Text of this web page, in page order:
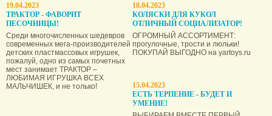
19.04.2023
ТРАКТОР - ФАВОРИТ
ПЕСОЧНИЦЫ!
Среди многочисленных шедевров
современных мега-производителей
детских пластмассовых игрушек,
пожалуй, одно из самых почетных
мест занимает ТРАКТОР –
ЛЮБИМАЯ ИГРУШКА ВСЕХ
МАЛЬЧИШЕК, и не только!
18.04.2023
КОЛЯСКИ ДЛЯ КУКОЛ
ОТЛИЧНЫЙ СОЦИАЛИЗАТОР!
ОГРОМНЫЙ АССОРТИМЕНТ:
прогулочные, трости и люльки!
ПОКУПАЙ ВЫГОДНО на yartoys.ru
15.04.2023
ЕСТЬ ТЕРПЕНИЕ - БУДЕТ И
УМЕНИЕ!